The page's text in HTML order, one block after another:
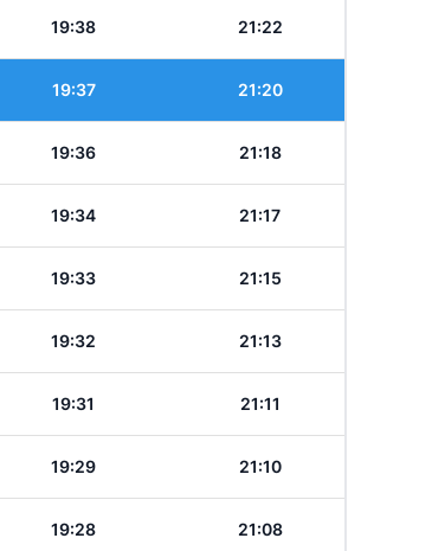
19:38 21:22
19:37 21:20
19:36 21:18
19:34 21:17
19:33 21:15
19:32 21:13
19:31 21:11
19:29 21:10
19:28 21:08